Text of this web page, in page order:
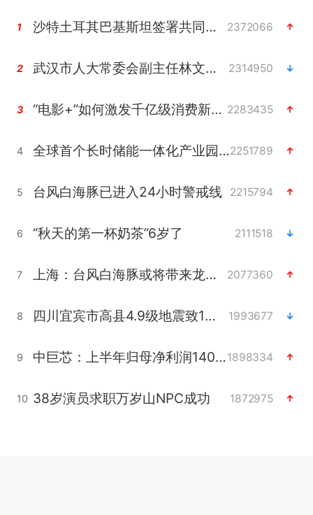
1 沙特土耳其巴基斯坦签署共同防务协议 2372066
2 武汉市人大常委会副主任林文书被查 2314950
3 “电影+”如何激发千亿级消费新活力？ 2283435
4 全球首个长时储能一体化产业园量产2251789
5 台风白海豚已进入24小时警戒线 2215794
6 “秋天的第一杯奶茶”6岁了 2111518
7 上海：台风白海豚或将带来龙卷风 2077360
8 四川宜宾市高县4.9级地震致1人死亡 1993677
9 中巨芯：上半年归母净利润1405.77万元1898334
10 38岁演员求职万岁山NPC成功 1872975